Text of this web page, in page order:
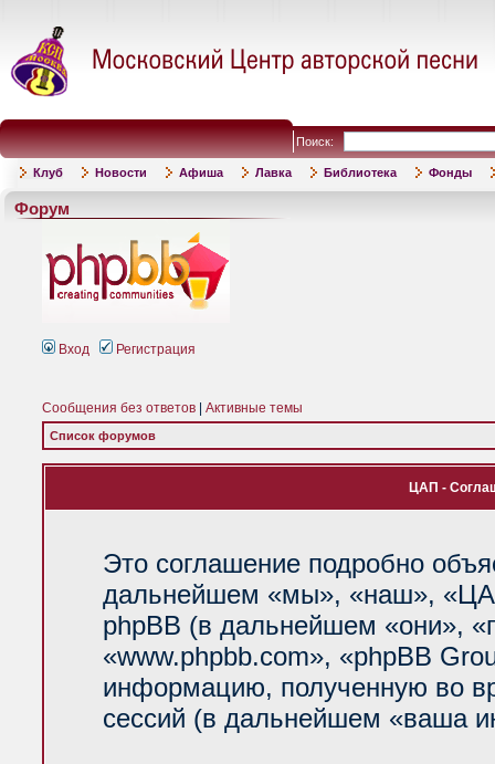
Поиск:
Клуб Новости Афиша Лавка Библиотека Фонды
Форум
Вход Регистрация
Сообщения без ответов Активные темы
Список форумов
ЦАП -
Это соглашение подробно
дальнейшем «мы», «наш»,
phpBB (в дальнейшем «они»,
«www.phpbb.com», «phpBB
информацию, полученную во
сессий (в дальнейшем «ваша